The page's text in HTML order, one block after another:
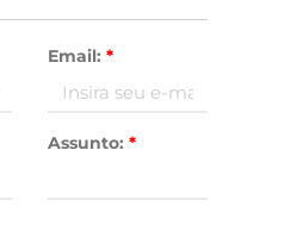
Email: *
Assunto: *